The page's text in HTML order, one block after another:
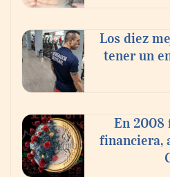
‘El ransomware se
Ricardo Palacio Escobar
Los diez
tener un
En 2008
financiera,